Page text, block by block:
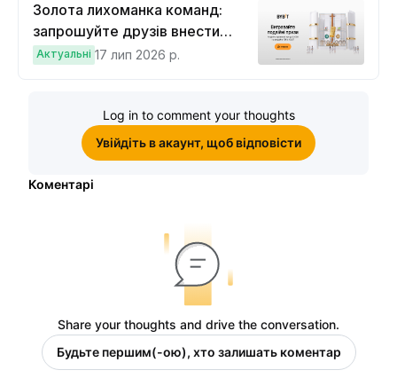
Золота лихоманка команд:
запрошуйте друзів внести
депозит на $100 і торгувати на
Актуальні 17 лип 2026 р.
Log in to comment your thoughts
Увійдіть в акаунт, щоб відповісти
Коментарі
Share your thoughts and drive the conversation.
Будьте першим(-ою), хто залишать коментар